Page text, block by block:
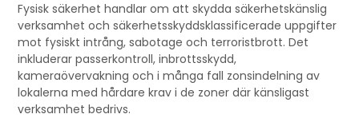
Fysisk säkerhet handlar om att skydda säkerhetskänslig
verksamhet och säkerhetsskyddsklassificerade uppgifter
mot fysiskt intrång, sabotage och terroristbrott. Det
inkluderar passerkontroll, inbrottsskydd,
kameraövervakning och i många fall zonsindelning av
lokalerna med hårdare krav i de zoner där känsligast
verksamhet bedrivs.